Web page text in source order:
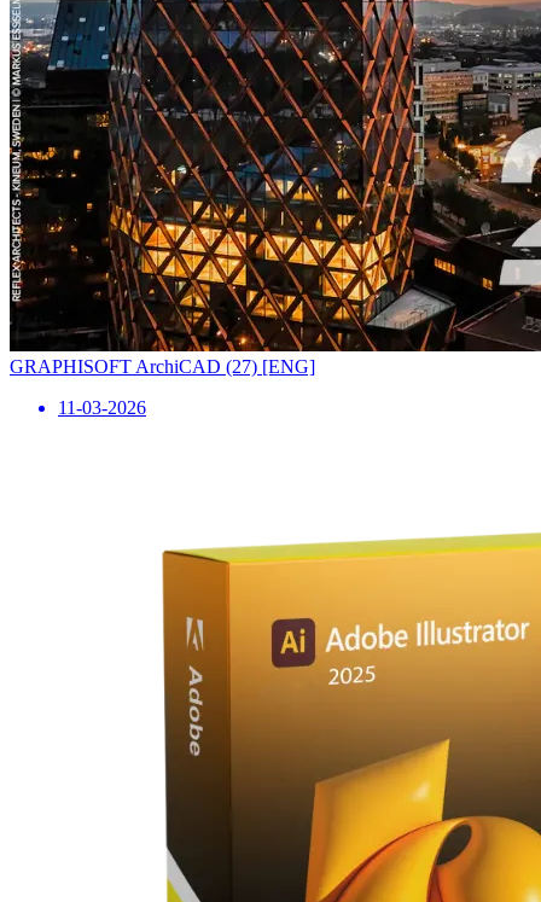
GRAPHISOFT ArchiCAD (27) [ENG]
11-03-2026